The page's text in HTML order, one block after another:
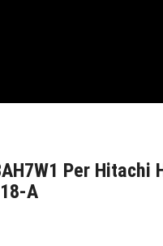
Per Hitachi
A